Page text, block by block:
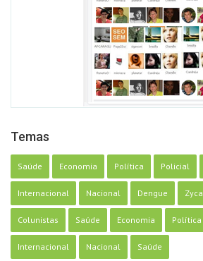
Temas
Saúde Economia Política Policial
Internacional Nacional Dengue Zyca
Colunistas Saúde Economia Política
Internacional Nacional Saúde